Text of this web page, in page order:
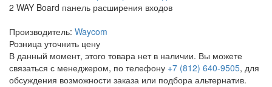
2 WAY Board панель расширения входов
Производитель: Waycom
Розница уточнить цену
В данный момент, этого товара нет в наличии. Вы можете
связаться с менеджером, по телефону +7 (812) 640-9505, для
обсуждения возможности заказа или подбора альтернатив.